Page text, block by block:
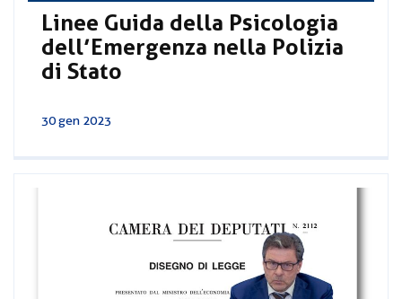
Linee Guida della Psicologia
dell’Emergenza nella Polizia
di Stato
30 gen 2023